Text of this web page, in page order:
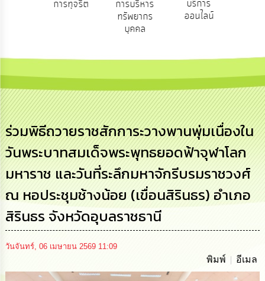
ทรัพยากร
การ
บริหาร
งาน
การ
ส่ง
เสริม
ความ
โปร่งใส
การ
จัด
ซื้อ
การทุจริต
การบริหาร
ทรัพยากร
บุคคล
บริการ
ออนไลน์
ร่วมพิธีถวายราชสักการะวางพานพุ่มเนื่องใน
วันพระบาทสมเด็จพระพุทธยอดฟ้าจุฬาโลก
มหาราช และวันที่ระลึกมหาจักรีบรมราชวงศ์
ณ หอประชุมช้างน้อย (เขื่อนสิรินธร) อำเภอ
สิรินธร จังหวัดอุบลราชธานี
วันจันทร์, 06 เมษายน 2569 11:09
พิมพ์ อีเมล